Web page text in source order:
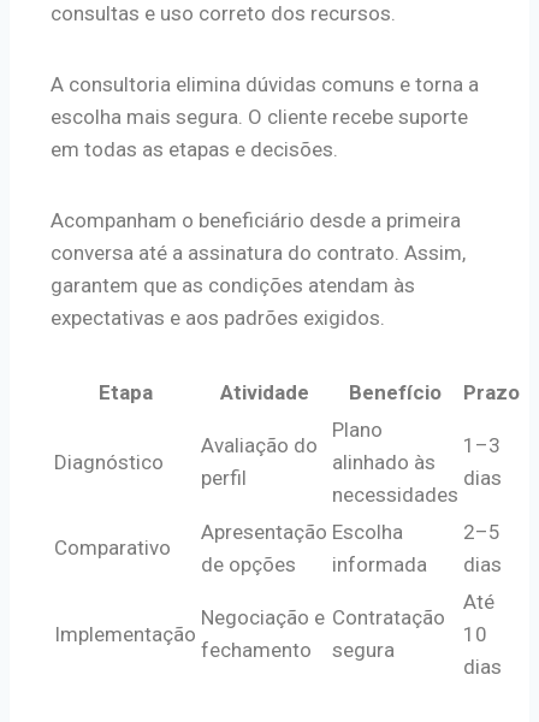
consultas e uso correto dos recursos.
A consultoria elimina dúvidas comuns e torna a
escolha mais segura. O cliente recebe suporte
em todas as etapas e decisões.
Acompanham o beneficiário desde a primeira
conversa até a assinatura do contrato. Assim,
garantem que as condições atendam às
expectativas e aos padrões exigidos.
Etapa Atividade Benefício Prazo
Diagnóstico
Avaliação do
perfil
Plano
alinhado às
necessidades
1–3
dias
Comparativo
Apresentação
de opções
Escolha
informada
2–5
dias
Implementação
Negociação e
fechamento
Contratação
segura
Até
10
dias